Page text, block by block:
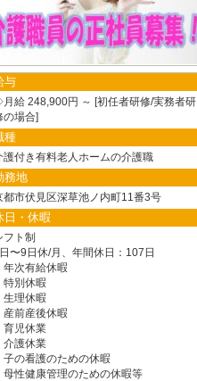
与
月給 248,900円 ～ 初任者研修/実務者研
の場合
種
護付き有料老人ホームの介護職
務地
都市伏見区深草池ノ内町11番3号
日・休暇
フト制
〜9日休/月、年間休日：107日
年次有給休暇
特別休暇
生理休暇
産前産後休暇
育児休業
介護休業
子の看護のための休暇
母性健康管理のための休暇等